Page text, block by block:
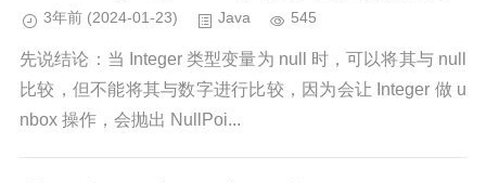
3年前 (2024-01-23) Java 545
先说结论：当 Integer 类型变量为 null 时，可以将其与 null
比较，但不能将其与数字进行比较，因为会让 Integer 做 u
nbox 操作，会抛出 NullPoi...